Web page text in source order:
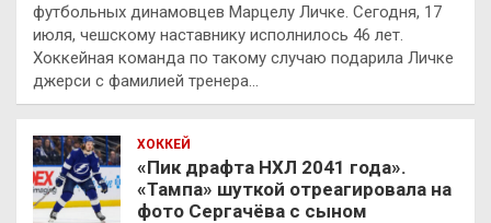
футбольных динамовцев Марцелу Личке. Сегодня, 17
июля, чешскому наставнику исполнилось 46 лет.
Хоккейная команда по такому случаю подарила Личке
джерси с фамилией тренера…
ХОККЕЙ
«Пик драфта НХЛ 2041 года».
«Тампа» шуткой отреагировала на
фото Сергачёва с сыном